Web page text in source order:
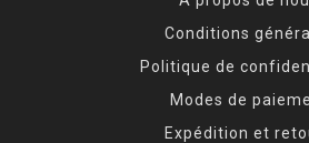
Conditions
Politique de
Modes de
Expédition et